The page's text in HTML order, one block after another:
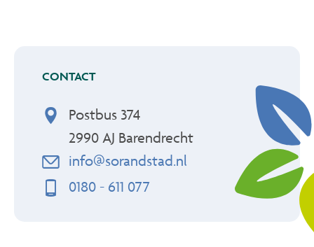
CONTACT
Postbus 374
2990 AJ Barendrecht
info@sorandstad.nl
0180 - 611 077